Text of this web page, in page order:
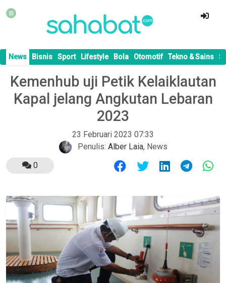
News Bisnis Sport Lifestyle Bola Otomotif Tekno & Sains
Kemenhub uji Petik Kelaiklautan
Kapal jelang Angkutan Lebaran
2023
23 Februari 2023 07:33
Penulis: Alber Laia, News
0